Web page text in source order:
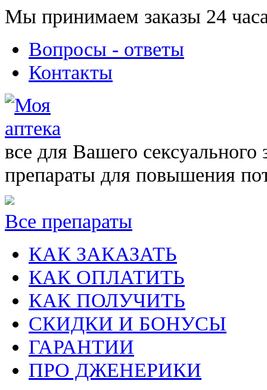
Мы принимаем заказы 24
Вопросы - ответы
Контакты
все для Вашего сексуального
препараты для повышения
Все препараты
КАК ЗАКАЗАТЬ
КАК ОПЛАТИТЬ
КАК ПОЛУЧИТЬ
СКИДКИ И БОНУСЫ
ГАРАНТИИ
ПРО ДЖЕНЕРИКИ